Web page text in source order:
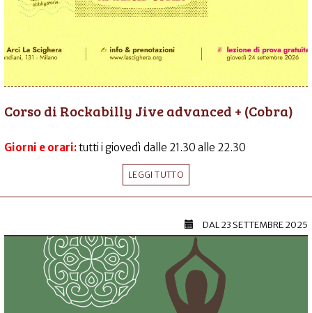
Corso di Rockabilly Jive advanced + (Cobra)
Giorni e orari:tutti i giovedì dalle 21.30 alle 22.30
LEGGI TUTTO
DAL23 SETTEMBRE 2025